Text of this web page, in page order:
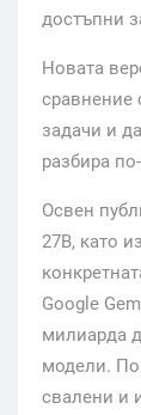
достъпни
Новата
сравнение
задачи и
разбира
Освен
27B, като
Google
милиарда
модели.
свалени и